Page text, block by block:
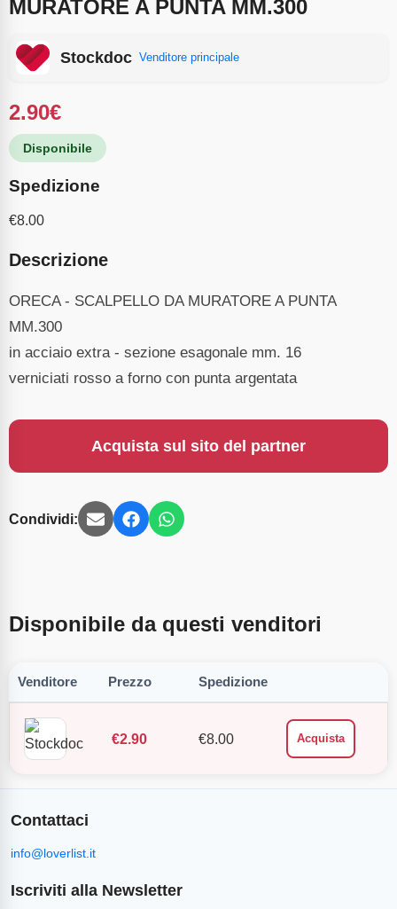
MURATORE A PUNTA MM.300
Stockdoc Venditore principale
2.90€
Disponibile
Spedizione
€8.00
Descrizione
ORECA - SCALPELLO DA MURATORE A PUNTA
MM.300
in acciaio extra - sezione esagonale mm. 16
verniciati rosso a forno con punta argentata
Acquista sul sito del partner
Condividi:
Disponibile da questi venditori
Venditore Prezzo Spedizione
€2.90 €8.00 Acquista
Contattaci
info@loverlist.it
Iscriviti alla Newsletter